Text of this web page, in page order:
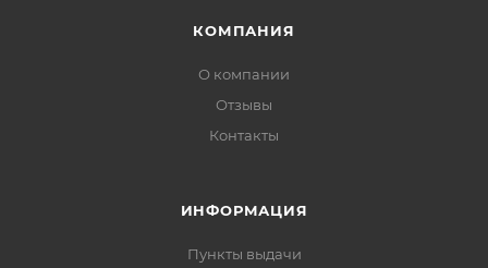
КОМПАНИЯ
О компании
Отзывы
Контакты
ИНФОРМАЦИЯ
Пункты выдачи